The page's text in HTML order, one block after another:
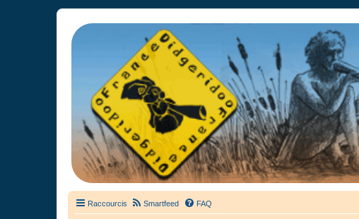
France Didgeridoo
Didgeridoo et Guimbarde sur France Didgeridoo - retrouvez la communauté.
Raccourcis Smartfeed FAQ